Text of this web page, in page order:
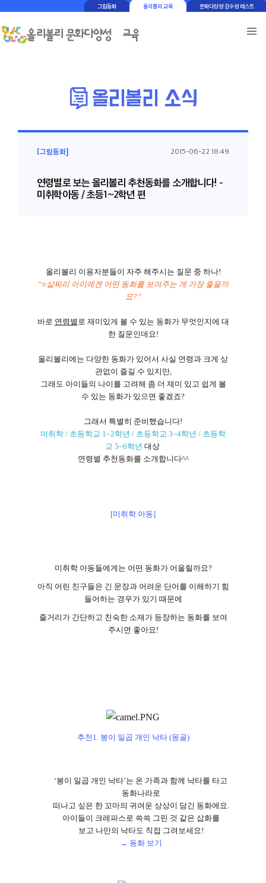
그림동화 올리볼리 교육 문화다양성 감수성 테스트
[그림동화] 2015-06-22 18:49
연령별로 보는 올리볼리 추천동화를 소개합니다! -
미취학아동 / 초등1~2학년 편
올리볼리 이용자분들이 자주 해주시는 질문 중 하나!
“○살짜리 아이에겐 어떤 동화를 보여주는 게 가장 좋을까
요?”
바로 연령별 로 재미있게 볼 수 있는 동화가 무엇인지에 대
한 질문인데요 !
올리볼리에는 다양한 동화가 있어서 사실 연령과 크게 상
관없이 즐길 수 있지만,
그래도 아이들의 나이를 고려해 좀 더 재미 있고 쉽게 볼
수 있는 동화가 있으면 좋겠죠?
그래서 특별히 준비했습니다!
미취학 / 초등학교 1~2학년 / 초등학교 3~4학년 / 초등학
교 5~6학년 대상
연령별 추천동화를 소개합니다^^
[미취학 아동]
미취학 아동들에게는 어떤 동화가 어울릴까요?
아직 어린 친구들은 긴 문장과 어려운 단어를 이해하기 힘
들어하는 경우가 있기 때문에
줄거리가 간단하고 친숙한 소재가 등장하는 동화를 보여
주시면 좋아요 !
추천 1. 봉이 일곱 개인 낙타(몽골)
‘봉이 일곱 개인 낙타’는 온 가족과 함께 낙타를 타고
동화나라로
떠나고 싶은 한 꼬마의 귀여운 상상이 담긴 동화에요
아이들이 크레파스로 쓱쓱 그린 것 같은 삽화를
보고 나만의 낙타도 직접 그려보세요 !
→ 동화 보기